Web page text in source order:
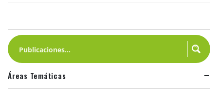
Áreas Temáticas